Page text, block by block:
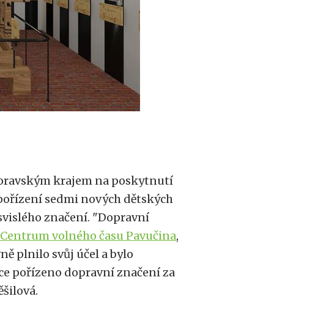
krajem na poskytnutí
sedmi nových dětských
značení. "Dopravní
volného času Pavučina,
plnilo svůj účel a bylo
pořízeno dopravní značení za